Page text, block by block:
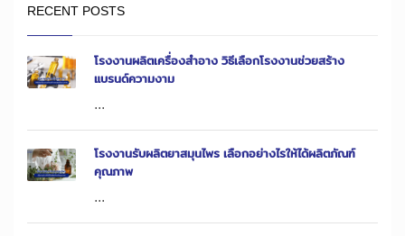
RECENT POSTS
โรงงานผลิตเครื่องสำอาง วิธีเลือกโรงงานช่วยสร้าง
แบรนด์ความงาม
...
โรงงานรับผลิตยาสมุนไพร เลือกอย่างไรให้ได้ผลิตภัณฑ์
คุณภาพ
...